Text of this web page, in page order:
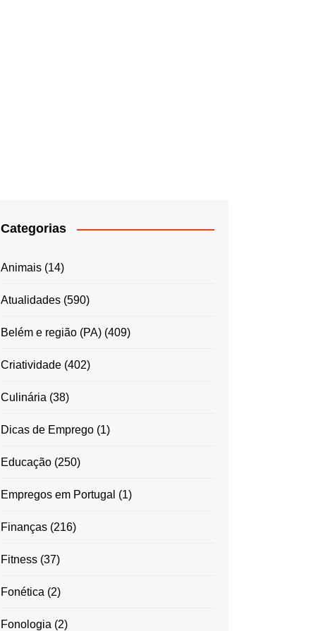
Categorias
Animais(14)
Atualidades(590)
Belém e região (PA)(409)
Criatividade(402)
Culinária (38)
Dicas de Emprego(1)
Educação(250)
Empregos em Portugal (1)
Finanças(216)
Fitness(37)
Fonética (2)
Fonologia (2)